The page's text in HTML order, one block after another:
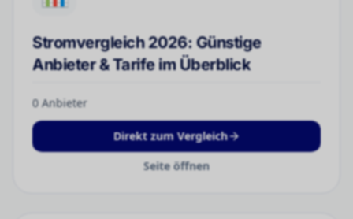
Stromvergleich 2026: Günstige
Anbieter & Tarife im Überblick
0 Anbieter
Direkt zum Vergleich
Seite öffnen